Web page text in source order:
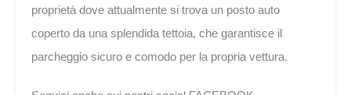
proprietà dove attualmente si trova un posto auto
coperto da una splendida tettoia, che garantisce il
parcheggio sicuro e comodo per la propria vettura.